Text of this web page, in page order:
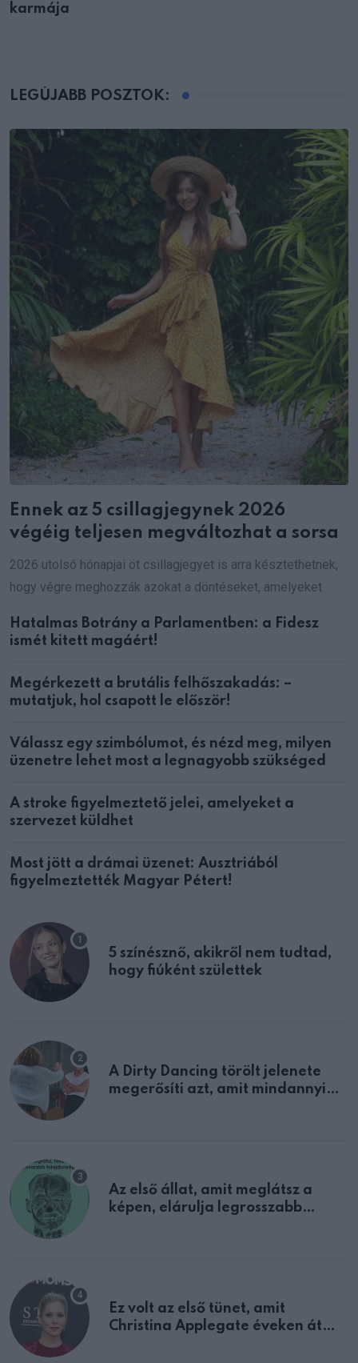
karmája
LEGÚJABB POSZTOK:
Ennek az 5 csillagjegynek 2026
végéig teljesen megváltozhat a sorsa
2026 utolsó hónapjai öt csillagjegyet is arra késztethetnek,
hogy végre meghozzák azokat a döntéseket, amelyeket
Hatalmas Botrány a Parlamentben: a Fidesz
ismét kitett magáért!
Megérkezett a brutális felhőszakadás: –
mutatjuk, hol csapott le először!
Válassz egy szimbólumot, és nézd meg, milyen
üzenetre lehet most a legnagyobb szükséged
A stroke figyelmeztető jelei, amelyeket a
szervezet küldhet
Most jött a drámai üzenet: Ausztriából
figyelmeztették Magyar Pétert!
5 színésznő, akikről nem tudtad,
hogy fiúként születtek
A Dirty Dancing törölt jelenete
megerősíti azt, amit mindannyian
Az első állat, amit meglátsz a
képen, elárulja legrosszabb
Ez volt az első tünet, amit
Christina Applegate éveken át